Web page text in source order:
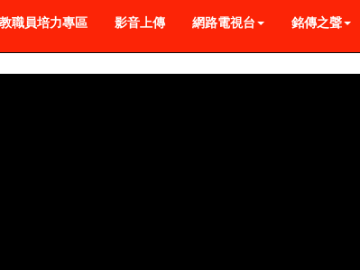
教職員培力專區 影音上傳 網路電視台 銘傳之聲